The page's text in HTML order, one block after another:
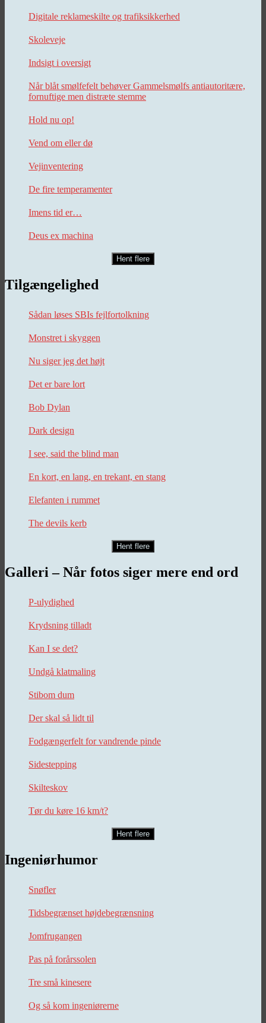
Digitale reklameskilte og trafiksikkerhed
Skoleveje
Indsigt i oversigt
Når blåt smølfefelt behøver Gammelsmølfs antiautoritære,
fornuftige men distræte stemme
Hold nu op!
Vend om eller dø
Vejinventering
De fire temperamenter
Imens tid er…
Deus ex machina
Hent flere
Tilgængelighed
Sådan løses SBIs fejlfortolkning
Monstret i skyggen
Nu siger jeg det højt
Det er bare lort
Bob Dylan
Dark design
I see, said the blind man
En kort, en lang, en trekant, en stang
Elefanten i rummet
The devils kerb
Hent flere
Galleri – Når fotos siger mere end ord
P-ulydighed
Krydsning tilladt
Kan I se det?
Undgå klatmaling
Stibom dum
Der skal så lidt til
Fodgængerfelt for vandrende pinde
Sidestepping
Skilteskov
Tør du køre 16 km/t?
Hent flere
Ingeniørhumor
Snøfler
Tidsbegrænset højdebegrænsning
Jomfrugangen
Pas på forårssolen
Tre små kinesere
Og så kom ingeniørerne